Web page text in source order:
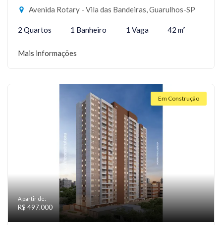
Avenida Rotary - Vila das Bandeiras, Guarulhos-SP
2 Quartos 1 Banheiro 1 Vaga 42 m²
Mais informações
Em Construção
A partir de:
R$ 497.000